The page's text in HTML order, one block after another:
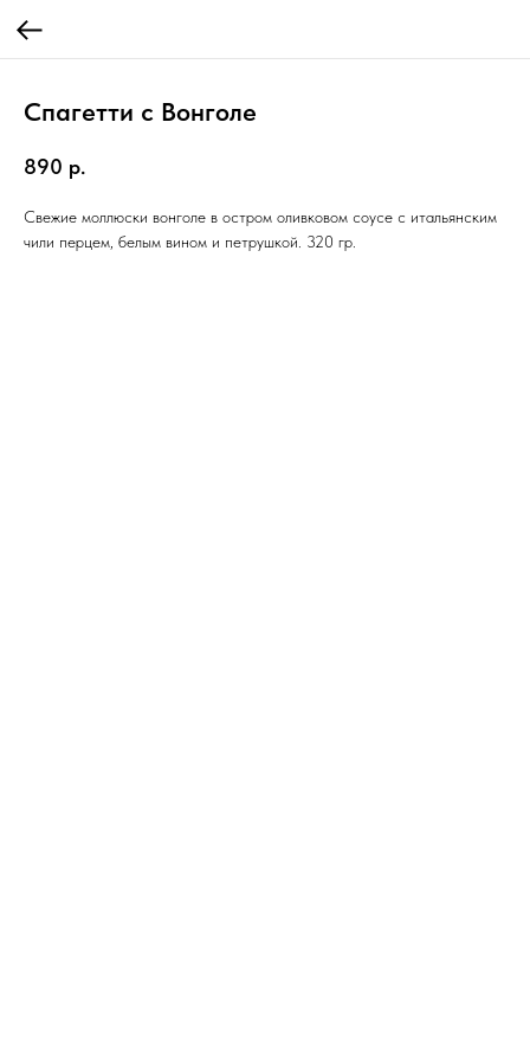
Спагетти с Вонголе
890 р.
Свежие моллюски вонголе в остром оливковом соусе с итальянским
чили перцем, белым вином и петрушкой. 320 гр.